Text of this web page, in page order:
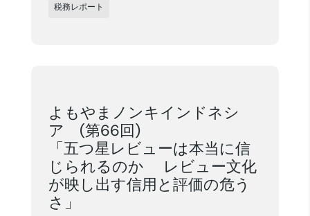
税務レポート
よもやまノンキインドネシ
ア (第66回)
「五つ星レビューは本当に信
じられるのか レビュー文化
が映し出す信用と評価の危う
さ」